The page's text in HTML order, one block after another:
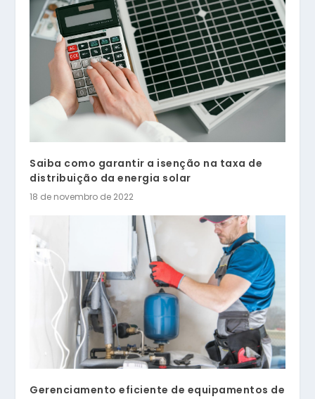
Saiba como garantir a isenção na taxa de
distribuição da energia solar
18 de novembro de 2022
Gerenciamento eficiente de equipamentos de